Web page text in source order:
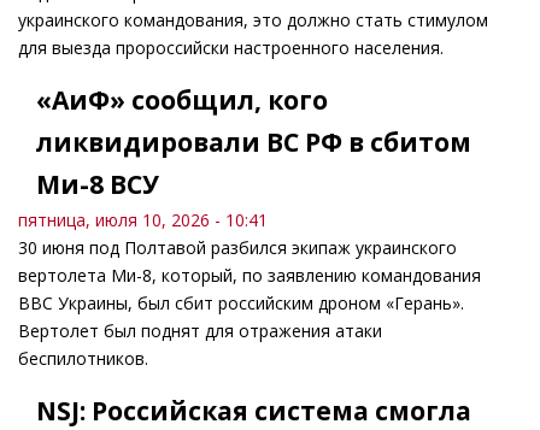
украинского командования, это должно стать стимулом
для выезда пророссийски настроенного населения.
«АиФ» сообщил, кого
ликвидировали ВС РФ в сбитом
Ми-8 ВСУ
пятница, июля 10, 2026 - 10:41
30 июня под Полтавой разбился экипаж украинского
вертолета Ми-8, который, по заявлению командования
ВВС Украины, был сбит российским дроном «Герань».
Вертолет был поднят для отражения атаки
беспилотников.
NSJ: Российская система смогла